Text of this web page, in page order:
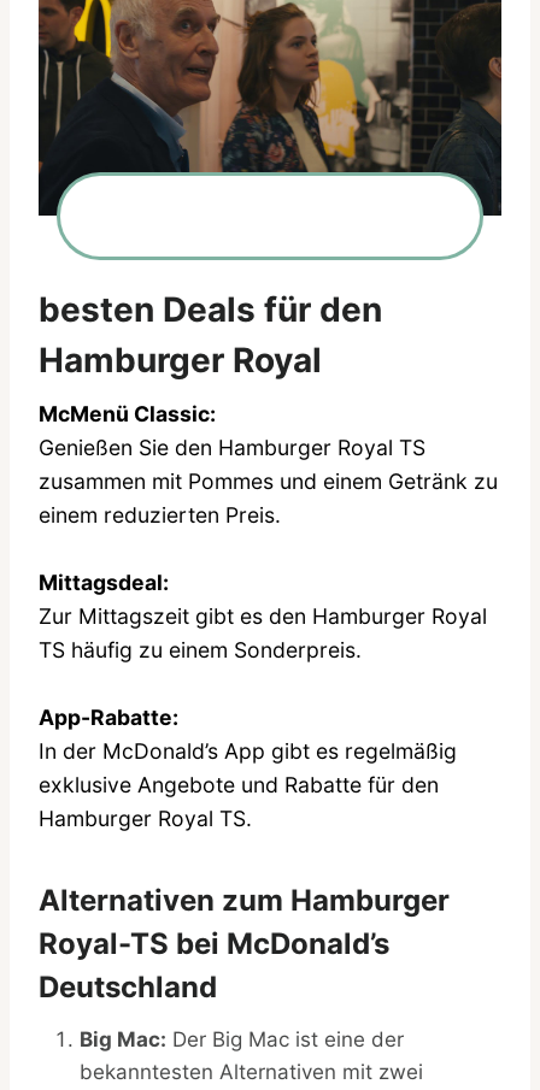
besten Deals für den
Hamburger Royal
McMenü Classic:
Genießen Sie den Hamburger Royal TS
zusammen mit Pommes und einem Getränk zu
einem reduzierten Preis.
Mittagsdeal:
Zur Mittagszeit gibt es den Hamburger Royal
TS häufig zu einem Sonderpreis.
App-Rabatte:
In der McDonald’s App gibt es regelmäßig
exklusive Angebote und Rabatte für den
Hamburger Royal TS.
Alternativen zum Hamburger
Royal-TS bei McDonald’s
Deutschland
Big Mac: Der Big Mac ist eine der
bekanntesten Alternativen mit zwei